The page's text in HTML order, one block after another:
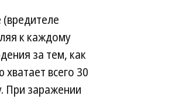
к каждому
за тем, как
всего 30
При заражении